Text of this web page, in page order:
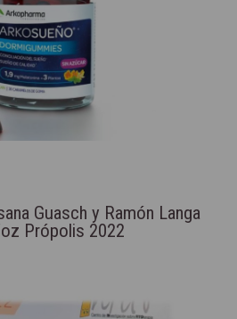
Guasch y Ramón Langa
Própolis 2022